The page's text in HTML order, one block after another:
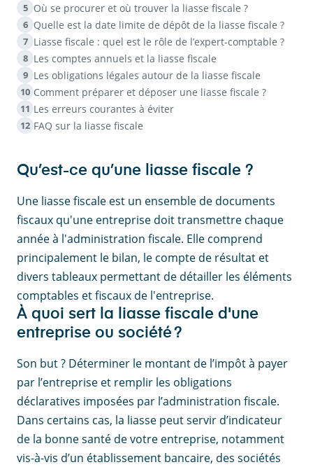
5 Où se procurer et où trouver la liasse fiscale ?
6 Quelle est la date limite de dépôt de la liasse fiscale ?
7 Liasse fiscale : quel est le rôle de l’expert-comptable ?
8 Les comptes annuels et la liasse fiscale
9 Les obligations légales autour de la liasse fiscale
10 Comment préparer et déposer une liasse fiscale ?
11 Les erreurs courantes à éviter
12 FAQ sur la liasse fiscale
Qu’est-ce qu’une liasse fiscale ?
Une liasse fiscale est un ensemble de documents
fiscaux qu'une entreprise doit transmettre chaque
année à l'administration fiscale. Elle comprend
principalement le bilan, le compte de résultat et
divers tableaux permettant de détailler les éléments
comptables et fiscaux de l'entreprise.
À quoi sert la liasse fiscale d'une
entreprise ou société ?
Son but ? Déterminer le montant de l’impôt à payer
par l’entreprise et remplir les obligations
déclaratives imposées par l’administration fiscale.
Dans certains cas, la liasse peut servir d’indicateur
de la bonne santé de votre entreprise, notamment
vis-à-vis d’un établissement bancaire, des sociétés